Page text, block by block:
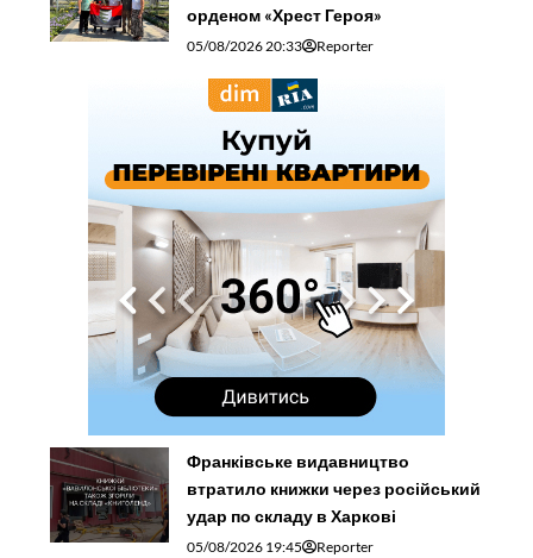
орденом «Хрест Героя»
05/08/2026 20:33 Reporter
Франківське видавництво
втратило книжки через російський
удар по складу в Харкові
05/08/2026 19:45 Reporter